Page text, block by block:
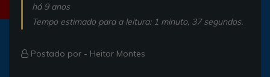
há 9 anos
Tempo estimado para a leitura: 1 minuto, 37 segundos.
Postado por - Heitor Montes